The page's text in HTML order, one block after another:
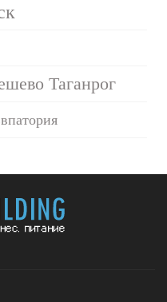
Таганрог